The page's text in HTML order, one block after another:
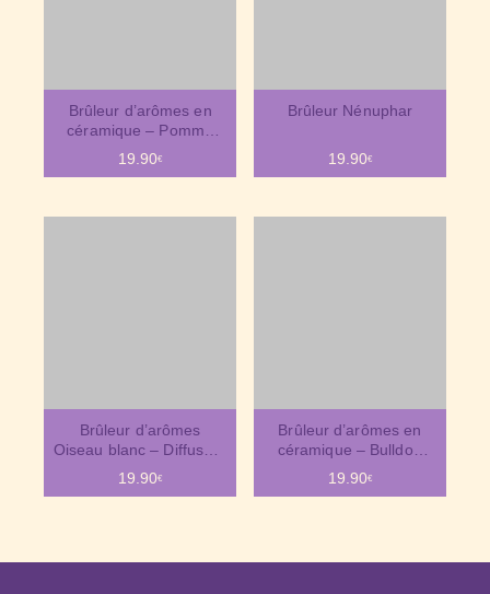
Brûleur d’arômes en
céramique – Pomme
grise
19.90€
Brûleur Nénuphar
19.90€
Brûleur d’arômes
Oiseau blanc – Diffuseur
en céramique et bois au
design poétique
19.90€
Brûleur d’arômes en
céramique – Bulldog
blanc
19.90€